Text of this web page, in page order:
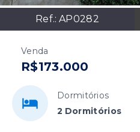
Ref.:AP0282
Venda
R$173.000
Dormitórios
2 Dormitórios